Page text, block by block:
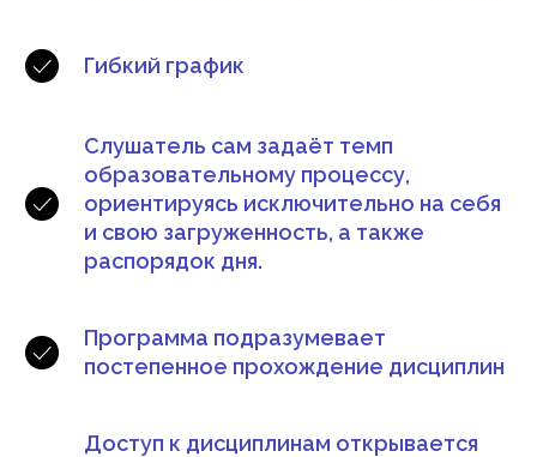
Гибкий график
Слушатель сам задаёт темп
образовательному процессу,
ориентируясь исключительно на себя
и свою загруженность, а также
распорядок дня.
Программа подразумевает
постепенное прохождение дисциплин
Доступ к дисциплинам открывается